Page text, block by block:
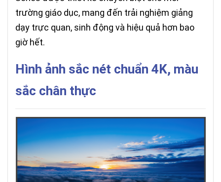
trường giáo dục, mang đến trải nghiệm giảng
dạy trực quan, sinh động và hiệu quả hơn bao
giờ hết.
Hình ảnh sắc nét chuẩn 4K, màu
sắc chân thực